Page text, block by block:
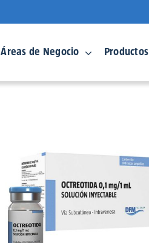
Áreas de Negocio Productos